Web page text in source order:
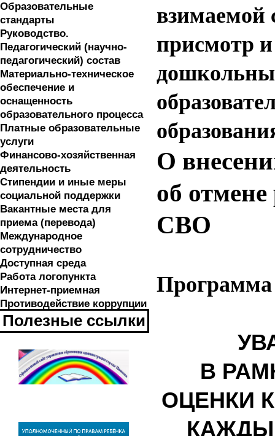
Образовательные
стандарты
Руководство.
Педагогический (научно-
педагогический) состав
Материально-техническое
обеспечение и
оснащенность
образовательного процесса
Платные образовательные
услуги
Финансово-хозяйственная
деятельность
Стипендии и иные меры
социальной поддержки
Вакантные места для
приема (перевода)
Международное
сотрудничество
Доступная среда
Работа логопункта
Интернет-приемная
Противодействие коррупции
Полезные ссылки
взимаемой
присмотр
О
об
СВО
Программа
У
В
ОЦЕНКИ